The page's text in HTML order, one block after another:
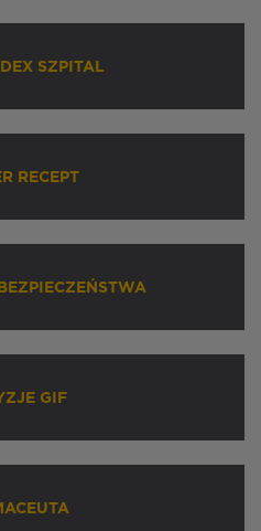
SZPITAL
RECEPT
GIF